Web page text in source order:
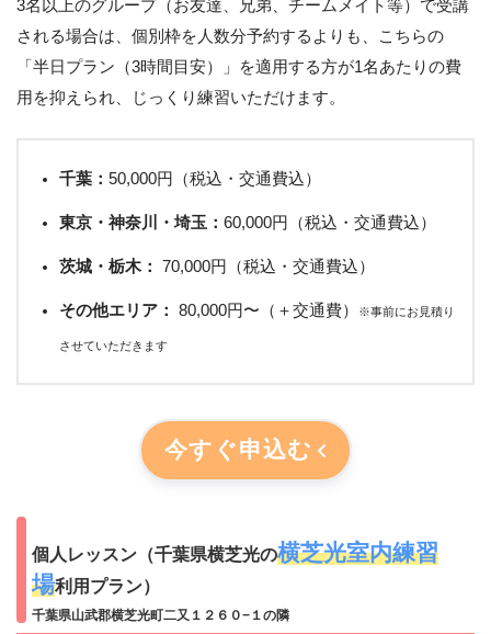
3名以上のグループ（お友達、兄弟、チームメイト等）で受講
される場合は、個別枠を人数分予約するよりも、こちらの
「半日プラン（3時間目安）」を適用する方が1名あたりの費
用を抑えられ、じっくり練習いただけます。
千葉：50,000円（税込・交通費込）
東京・神奈川・埼玉：60,000円（税込・交通費込）
茨城・栃木： 70,000円（税込・交通費込）
その他エリア： 80,000円〜（＋交通費） ※事前にお見積り
させていただきます
今すぐ申込む
個人レッスン（千葉県横芝光の横芝光室内練習
場利用プラン）
千葉県山武郡横芝光町二又１２６０−１の隣